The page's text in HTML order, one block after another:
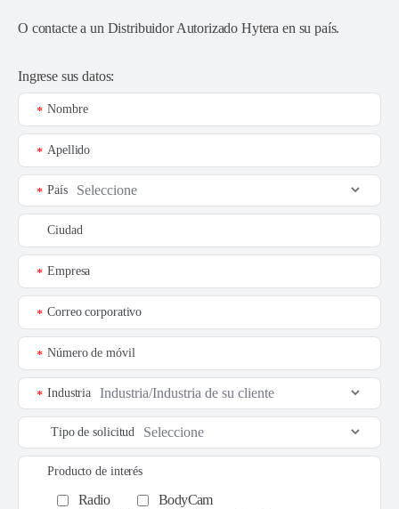
O contacte a un Distribuidor Autorizado Hytera en su país.
Ingrese sus datos:
Nombre
*
Apellido
*
País
*
Ciudad
Empresa
*
Correo corporativo
*
Número de móvil
*
Industria
*
Tipo de solicitud
Producto de interés
Radio
BodyCam